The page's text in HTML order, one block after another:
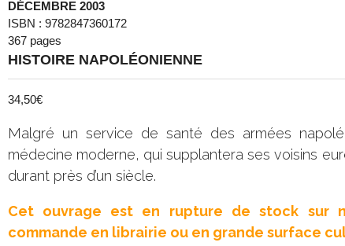
DÉCEMBRE 2003
ISBN : 9782847360172
367 pages
HISTOIRE NAPOLÉONIENNE
34,50€
Malgré un service de santé des armées
médecine moderne, qui supplantera ses voisins
durant près d’un siècle.
Cet ouvrage est en rupture de stock sur
commande en librairie ou en grande surface